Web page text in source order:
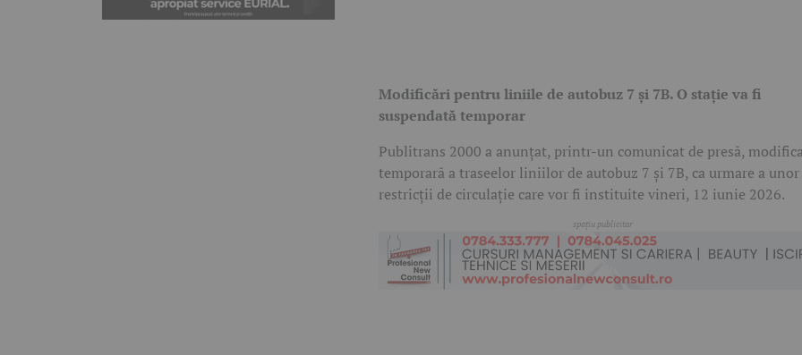
Modificări pentru liniile de autobuz 7 și 7B. O stație va fi
suspendată temporar
Publitrans 2000 a anunțat, printr-un comunicat de presă,
temporară a traseelor liniilor de autobuz 7 și 7B, ca urmare a unor
restricții de circulație care vor fi instituite vineri, 12 iunie 2026.